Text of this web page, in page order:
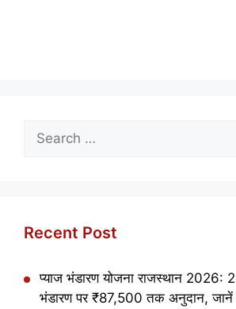
Search
for:
Recent Post
प्याज भंडारण योजना राजस्थान 2026:
भंडारण पर ₹87,500 तक अनुदान,